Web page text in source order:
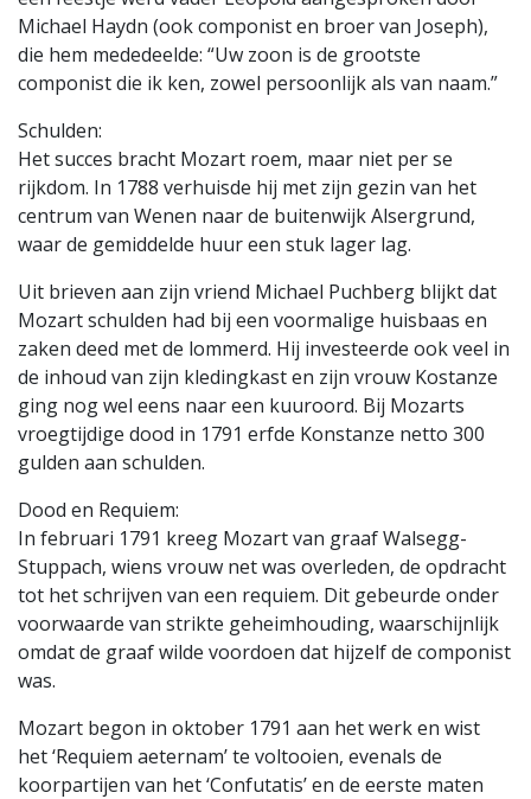
Michael Haydn (ook componist en broer van Joseph),
die hem mededeelde: “Uw zoon is de grootste
componist die ik ken, zowel persoonlijk als van naam.”
Schulden:
Het succes bracht Mozart roem, maar niet per se
rijkdom. In 1788 verhuisde hij met zijn gezin van het
centrum van Wenen naar de buitenwijk Alsergrund,
waar de gemiddelde huur een stuk lager lag.
Uit brieven aan zijn vriend Michael Puchberg blijkt dat
Mozart schulden had bij een voormalige huisbaas en
zaken deed met de lommerd. Hij investeerde ook veel in
de inhoud van zijn kledingkast en zijn vrouw Kostanze
ging nog wel eens naar een kuuroord. Bij Mozarts
vroegtijdige dood in 1791 erfde Konstanze netto 300
gulden aan schulden.
Dood en Requiem:
In februari 1791 kreeg Mozart van graaf Walsegg-
Stuppach, wiens vrouw net was overleden, de opdracht
tot het schrijven van een requiem. Dit gebeurde onder
voorwaarde van strikte geheimhouding, waarschijnlijk
omdat de graaf wilde voordoen dat hijzelf de componist
was.
Mozart begon in oktober 1791 aan het werk en wist
het ‘Requiem aeternam’ te voltooien, evenals de
koorpartijen van het ‘Confutatis’ en de eerste maten